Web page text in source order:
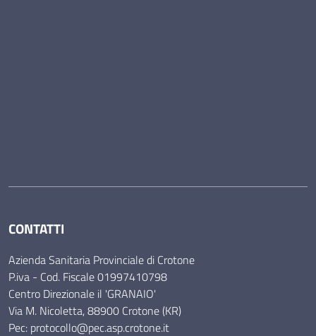
CONTATTI
Azienda Sanitaria Provinciale di Crotone
P.iva - Cod. Fiscale 01997410798
Centro Direzionale il 'GRANAIO'
Via M. Nicoletta, 88900 Crotone (KR)
Pec: protocollo@pec.asp.crotone.it